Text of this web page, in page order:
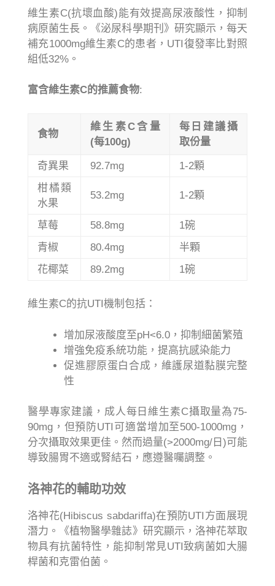
維生素C(抗壞血酸)能有效提高尿液酸性，抑制
病原菌生長。《泌尿科學期刊》研究顯示，每天
補充1000mg維生素C的患者，UTI復發率比對照
組低32%。
富含維生素C的推薦食物:
食物
維生素C含量
(每100g)
每日建議攝
取份量
奇異果 92.7mg
1-2顆
柑橘類
水果
53.2mg 1-2顆
草莓 58.8mg
1碗
青椒
80.4mg
半顆
花椰菜
89.2mg 1碗
維生素C的抗UTI機制包括：
增加尿液酸度至pH<6.0，抑制細菌繁殖
增強免疫系統功能，提高抗感染能力
促進膠原蛋白合成，維護尿道黏膜完整
性
醫學專家建議，成人每日維生素C攝取量為75-
90mg，但預防UTI可適當增加至500-1000mg，
分次攝取效果更佳。然而過量(>2000mg/日)可能
導致腸胃不適或腎結石，應遵醫囑調整。
洛神花的輔助功效
洛神花(Hibiscus sabdariffa)在預防UTI方面展現
潛力。《植物醫學雜誌》研究顯示，洛神花萃取
物具有抗菌特性，能抑制常見UTI致病菌如大腸
桿菌和克雷伯菌。